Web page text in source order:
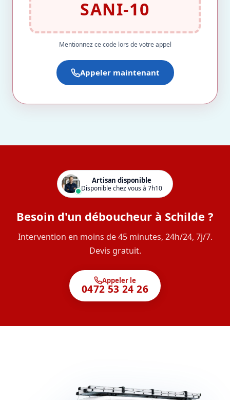
SANI-10
Mentionnez ce code lors de votre appel
Appeler maintenant
Artisan disponible
Disponible chez vous à 7h10
Besoin d'un déboucheur à Schilde ?
Intervention en moins de 45 minutes, 24h/24, 7j/7.
Devis gratuit.
Appeler le
0472 53 24 26